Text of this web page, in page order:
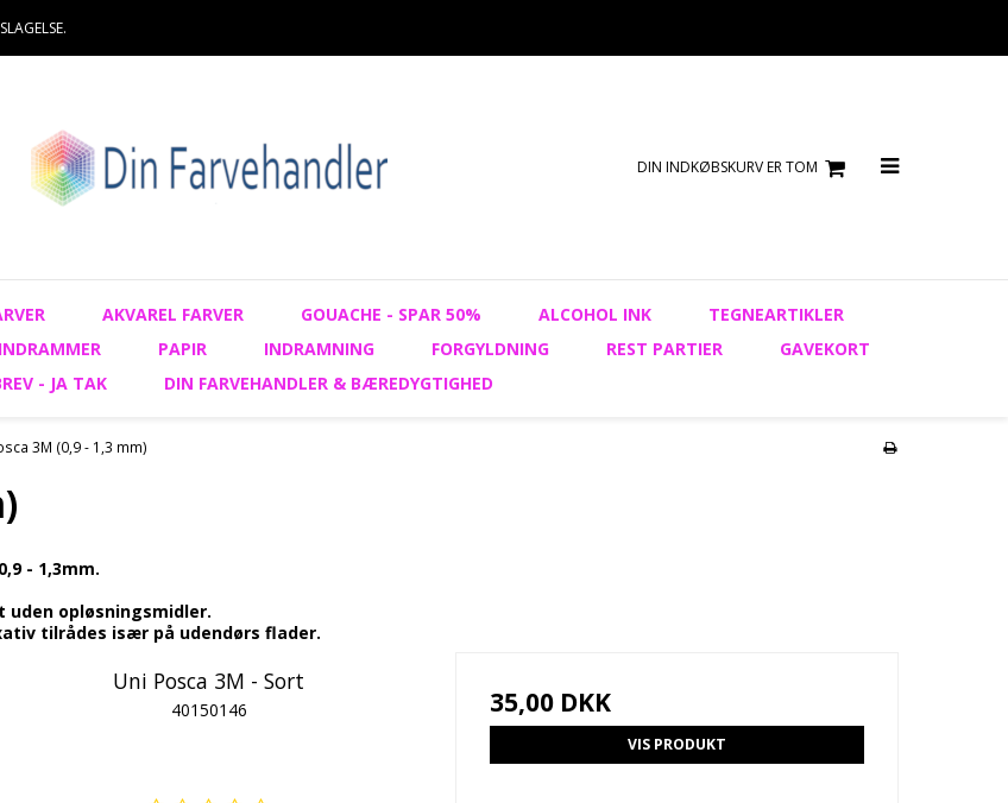
DIN INDKØBSKURV ER TOM
AKVAREL FARVER GOUACHE - SPAR 50% ALCOHOL INK
TEGNEARTIKLER
PAPIR INDRAMNING FORGYLDNING REST PARTIER
GAVEKORT
- JA TAK
DIN FARVEHANDLER & BÆREDYGTIGHED
3M (0,9 - 1,3 mm)
- 1,3mm.
opløsningsmidler.
tilrådes især på udendørs flader.
Uni Posca 3M - Sort
40150146 35,00 DKK
VIS PRODUKT